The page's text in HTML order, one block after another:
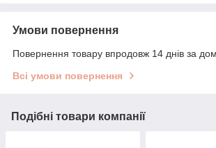
Умови повернення
Повернення товару впродовж 14 днів за
Всі умови повернення
Подібні товари компанії